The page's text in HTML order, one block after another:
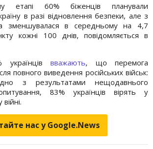
етапі 60% біженців планували
в разі відновлення безпеки, але з
зменшувалася в середньому на 4,7
кожні 100 днів, повідомляється в
українціввважають, що перемога
повного виведення російських військ:
з результатами нещодавнього
опитування, 83% українців вірять у
нас у Google.News